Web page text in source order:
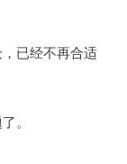
已经不再合适
。